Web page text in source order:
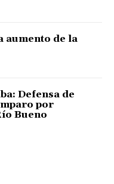
aumento de la
Defensa de
por
Bueno